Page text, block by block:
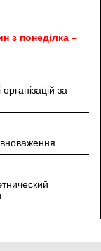
з понеділка –
за